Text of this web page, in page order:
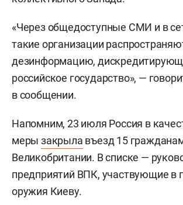
«Через общедоступные СМИ и в
такие организации
дезинформацию,
российское государство», —
в сообщении.
Напомним, 23 июля Россия в
меры закрыла въезд 15
Великобритании. В списке —
предприятий ВПК, участвующие в
оружия Киеву.